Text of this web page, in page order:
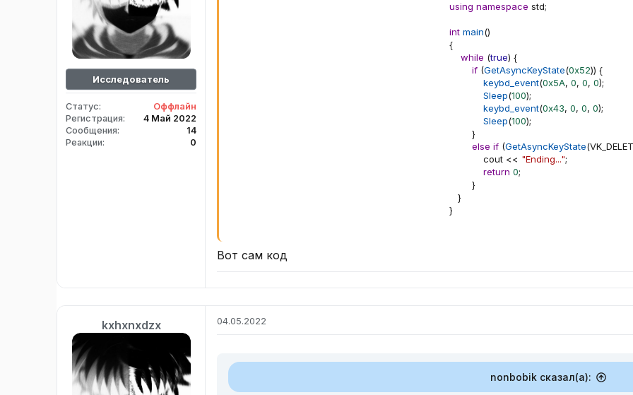
Исследователь
Статус
Оффлайн
Регистрация
4 Май 2022
Сообщения
14
Реакции
0
using namespace std;
int main()
{
while (true) {
if (GetAsyncKeyState(0x52)) {
keybd_event(0x5A, 0, 0, 0);
Sleep(100);
keybd_event(0x43, 0, 0, 0);
Sleep(100);
}
else if (GetAsyncKeyState(
            cout
<< "Ending...";
return 0;
}
}
}
Вот сам код
kxhxnxdzx 04.05.2022
nonbobik сказал(а):